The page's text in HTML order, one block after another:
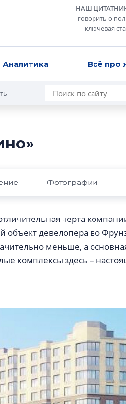
НАШ
говорить о
ключевая
Аналитика Всё про
Фотографии
черта
девелопера во
меньше, а
комплексы здесь –